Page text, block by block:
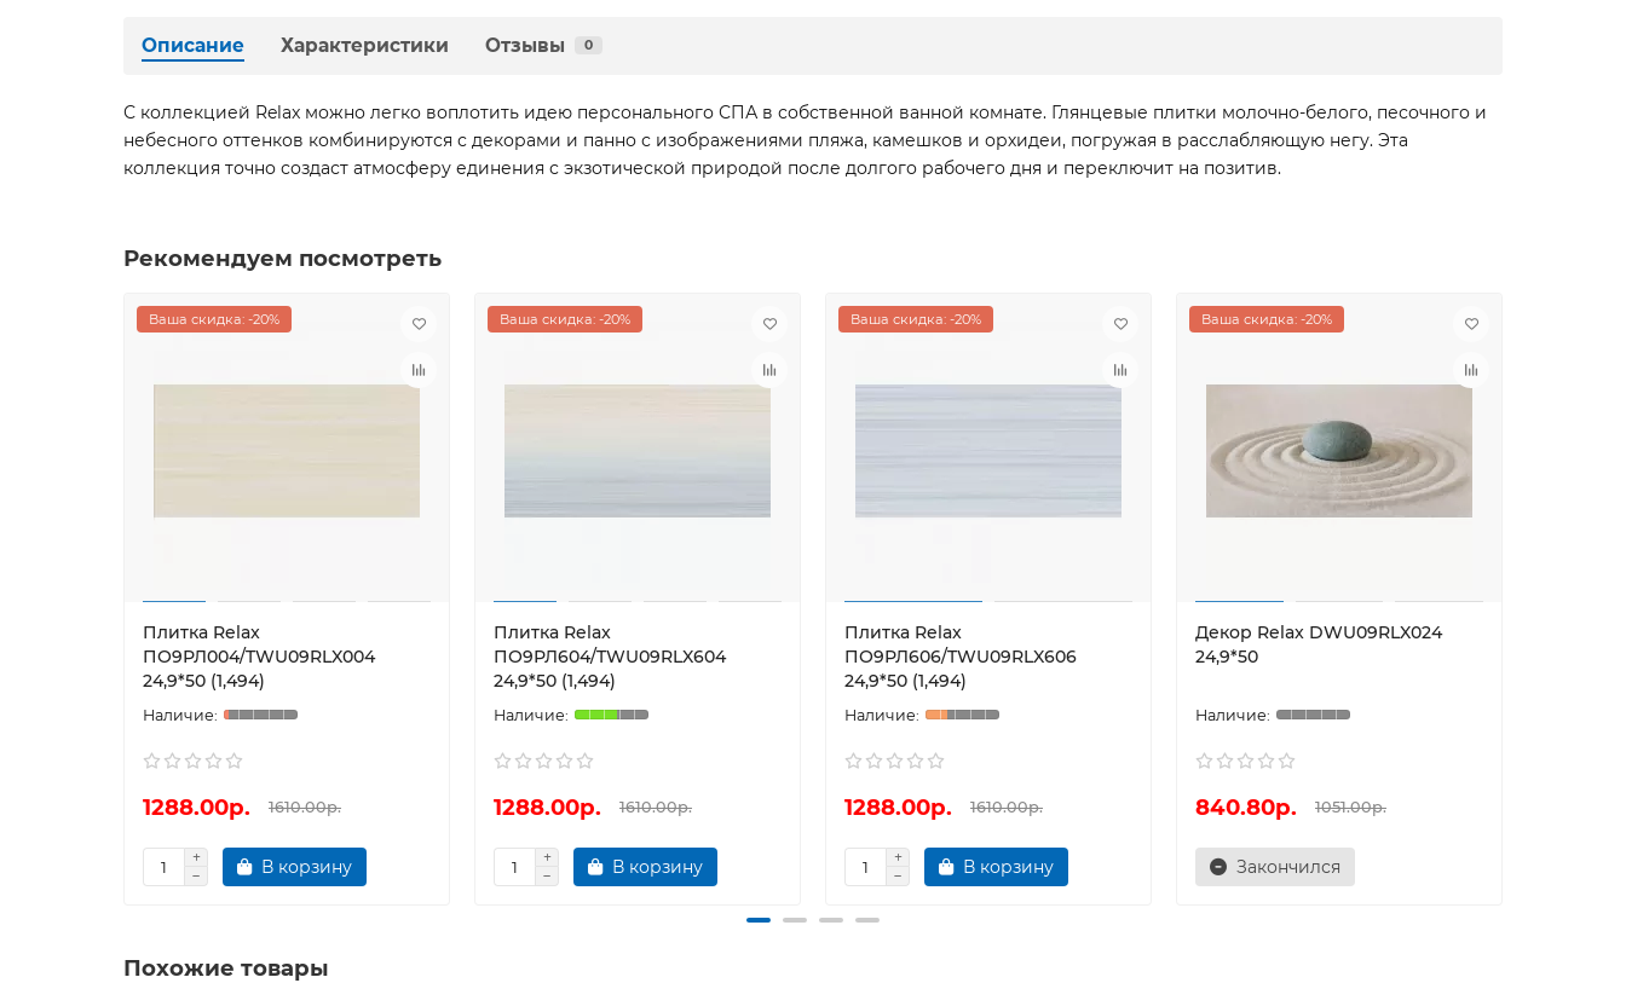
Описание Характеристики Отзывы 0
С коллекцией Relax можно легко воплотить идею персонального СПА в собственной ванной комнате. Глянцевые плитки молочно-белого, песочного и
небесного оттенков комбинируются с декорами и панно с изображениями пляжа, камешков и орхидеи, погружая в расслабляющую негу. Эта
коллекция точно создаст атмосферу единения с экзотической природой после долгого рабочего дня и переключит на позитив.
Рекомендуем посмотреть
Ваша скидка: -20%
Плитка Relax
ПО9РЛ004/TWU09RLX004
24,9*50 (1,494)
1288.00р. 1610.00р.
В корзину
Ваша скидка: -20%
Плитка Relax
ПО9РЛ604/TWU09RLX604
24,9*50 (1,494)
1288.00р. 1610.00р.
В корзину
Ваша скидка: -20%
Плитка Relax
ПО9РЛ606/TWU09RLX606
24,9*50 (1,494)
1288.00р. 1610.00р.
В корзину
Ваша скидка: -20%
Декор Relax DWU09RLX024
24,9*50
840.80р. 1051.00р.
Закончился
Похожие товары